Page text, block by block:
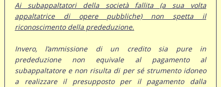
Ai subappaltatori della società fallita (a sua volta
appaltatrice di opere pubbliche) non spetta il
riconoscimento della prededuzione.
Invero, l’ammissione di un credito sia pure in
prededuzione non equivale al pagamento al
subappaltatore e non risulta di per sé strumento idoneo
a realizzare il presupposto per il pagamento dalla